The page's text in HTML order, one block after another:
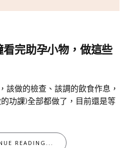
看完助孕小物，做這些
該做的檢查、該調的飲食作息，
功課)全部都做了，目前還是等
READING...